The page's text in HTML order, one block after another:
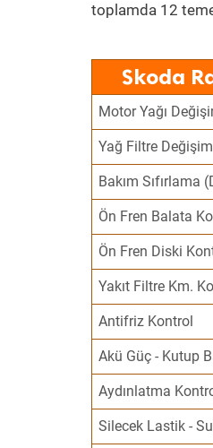
toplamda 12
Skoda
Motor Yağı
Yağ Filtre Değişim
Bakım Sıfırlama
Ön Fren Balata
Ön Fren Diski
Yakıt Filtre Km.
Antifriz Kontrol
Akü Güç - Kutup
Aydınlatma
Silecek Lastik -